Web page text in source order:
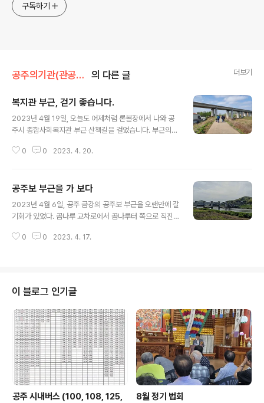
구독하기
공주의기관(관공서,관광지) 의 다른 글 더보기
복지관 부근, 걷기 좋습니다.
2023년 4월 19일, 오늘도 어제처럼 론볼장에서 나와 공
주시 종합사회복지관 부근 산책길을 걸었습니다. 부근의
깁니다. 들판에 비닐을 덮고 봄 작물을 심었나 봅니다. 들판
0 0 2023. 4. 20.
공주보 부근을 가 보다
2023년 4월 6일, 공주 금강의 공주보 부근을 오랜만에 갈
기회가 있었다. 곰나루 교차로에서 곰나루터 쪽으로 직진
장이다. 우드볼 경기장이 시작되는 곳부터 공주보 주차장
를 나누면서 거닐면서 집중하여 공치는 모습을 곁에서 한
참을 보았는데 목적 있게 걷는 운동이라 생각되었다.
0 0 2023. 4. 17.
이 블로그 인기글
공주 시내버스 (100, 108, 125,
8월 정기 법회